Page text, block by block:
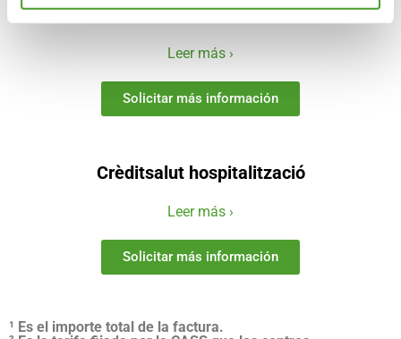
Crèditsalut
Leer más ›
Solicitar más información
Crèditsalut hospitalització
Leer más ›
Solicitar más información
¹ Es el importe total de la factura.